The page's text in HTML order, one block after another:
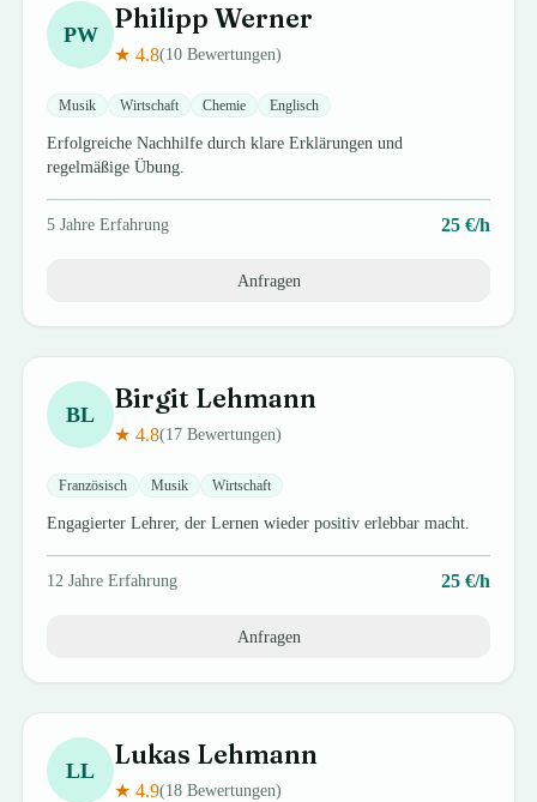
PW Philipp Werner
★4.8(10 Bewertungen)
Musik Wirtschaft Chemie Englisch
Erfolgreiche Nachhilfe durch klare Erklärungen und
regelmäßige Übung.
5 Jahre Erfahrung 25€/h
Anfragen
BL Birgit Lehmann
★4.8(17 Bewertungen)
Französisch Musik Wirtschaft
Engagierter Lehrer, der Lernen wieder positiv erlebbar macht.
12 Jahre Erfahrung 25€/h
Anfragen
LL Lukas Lehmann
★4.9(18 Bewertungen)